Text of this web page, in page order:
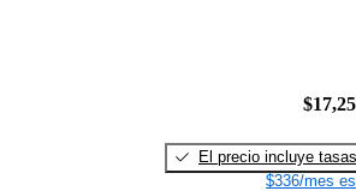
El precio incluye tasas
$336/mes